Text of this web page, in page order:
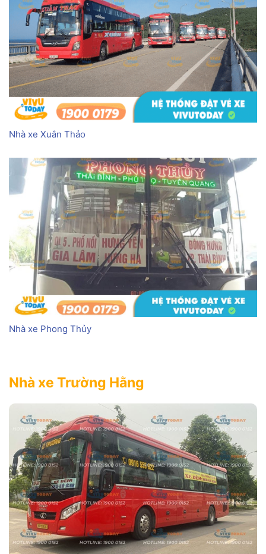
Nhà xe Trường Hằng
Nhà xe Xuân Thảo
Nhà xe Phong Thủy